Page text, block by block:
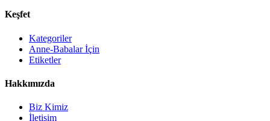
Keşfet
Kategoriler
Anne-Babalar İçin
Etiketler
Hakkımızda
Biz Kimiz
İletişim